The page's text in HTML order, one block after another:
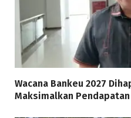
Wacana Bankeu 2027
Maksimalkan Pendapatan